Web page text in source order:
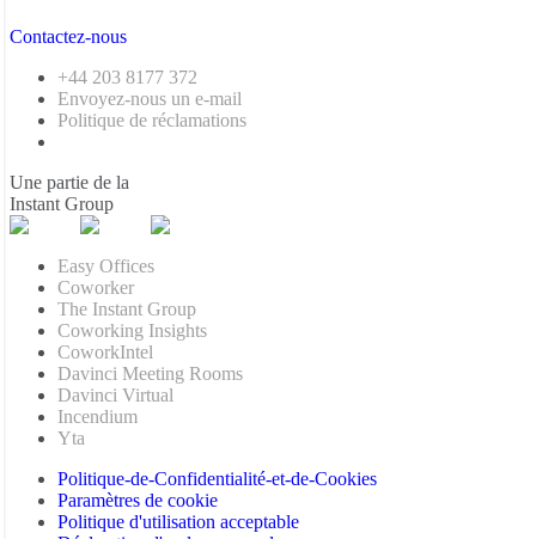
Contactez-nous
+44 203 8177 372
Envoyez-nous un e-mail
Politique de réclamations
Une partie de la
Instant Group
Easy Offices
Coworker
The Instant Group
Coworking Insights
CoworkIntel
Davinci Meeting Rooms
Davinci Virtual
Incendium
Yta
Politique-de-Confidentialité-et-de-Cookies
Paramètres de cookie
Politique d'utilisation acceptable